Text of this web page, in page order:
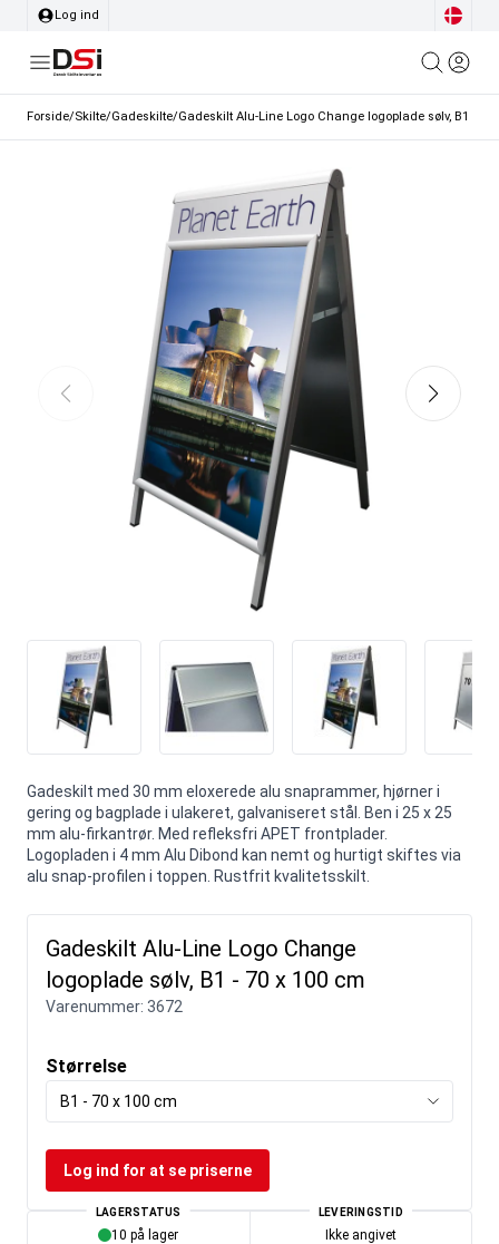
Log ind
Forside/Skilte/Gadeskilte/Gadeskilt Alu-Line Logo Change logoplade sølv, B1 - 70
Gadeskilt med 30 mm eloxerede alu snaprammer, hjørner i
gering og bagplade i ulakeret, galvaniseret stål. Ben i 25 x 25
mm alu-firkantrør. Med refleksfri APET frontplader.
Logopladen i 4 mm Alu Dibond kan nemt og hurtigt skiftes via
alu snap-profilen i toppen. Rustfrit kvalitetsskilt.
Gadeskilt Alu-Line Logo Change
logoplade sølv, B1 - 70 x 100 cm
Varenummer: 3672
Størrelse
B1 - 70 x 100 cm
Log ind for at se priserne
LAGERSTATUS
10 på lager
LEVERINGSTID
Ikke angivet